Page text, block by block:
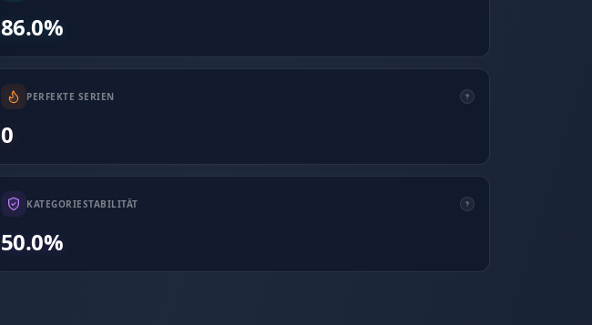
86.0%
PERFEKTE SERIEN
0
KATEGORIESTABILITÄT
50.0%